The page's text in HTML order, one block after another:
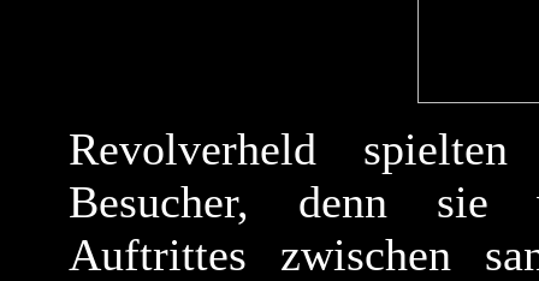
Revolverheld
Besucher, denn sie
Auftrittes zwischen